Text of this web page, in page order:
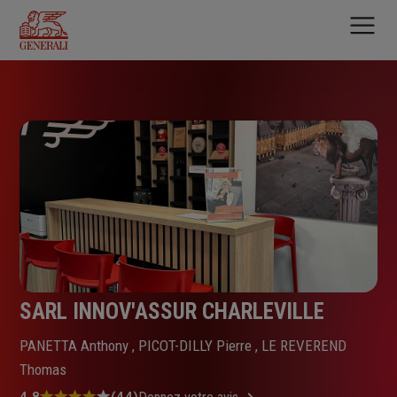
contenu
principal
SARL INNOV'ASSUR CHARLEVILLE
PANETTA Anthony , PICOT-DILLY Pierre , LE REVEREND
Thomas